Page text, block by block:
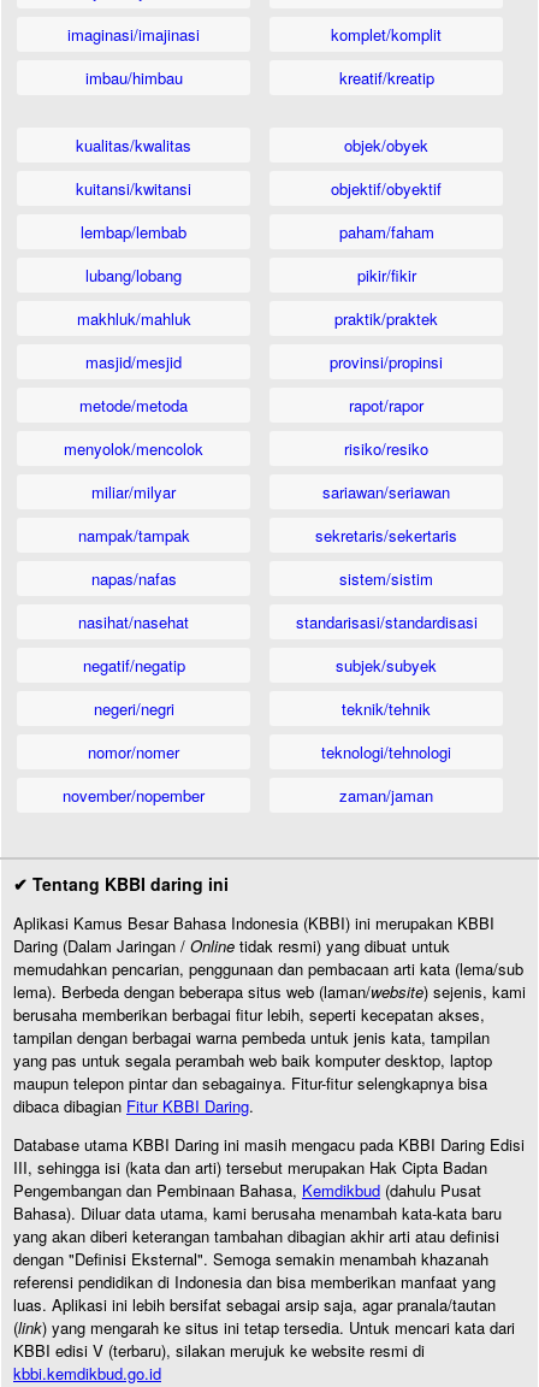
imaginasi/imajinasi
imbau/himbau
komplet/komplit
kreatif/kreatip
kualitas/kwalitas
kuitansi/kwitansi
lembap/lembab
lubang/lobang
makhluk/mahluk
masjid/mesjid
metode/metoda
menyolok/mencolok
miliar/milyar
nampak/tampak
napas/nafas
nasihat/nasehat
negatif/negatip
negeri/negri
nomor/nomer
november/nopember
objek/obyek
objektif/obyektif
paham/faham
pikir/fikir
praktik/praktek
provinsi/propinsi
rapot/rapor
risiko/resiko
sariawan/seriawan
sekretaris/sekertaris
sistem/sistim
standarisasi/standardisasi
subjek/subyek
teknik/tehnik
teknologi/tehnologi
zaman/jaman
✔ Tentang KBBI daring ini
Aplikasi Kamus Besar Bahasa Indonesia (KBBI) ini merupakan KBBI
Daring (Dalam Jaringan / Online tidak resmi) yang dibuat untuk
memudahkan pencarian, penggunaan dan pembacaan arti kata (lema/sub
lema). Berbeda dengan beberapa situs web (laman/website) sejenis, kami
berusaha memberikan berbagai fitur lebih, seperti kecepatan akses,
tampilan dengan berbagai warna pembeda untuk jenis kata, tampilan
yang pas untuk segala perambah web baik komputer desktop, laptop
maupun telepon pintar dan sebagainya. Fitur-fitur selengkapnya bisa
dibaca dibagian Fitur KBBI Daring.
Database utama KBBI Daring ini masih mengacu pada KBBI Daring Edisi
III, sehingga isi (kata dan arti) tersebut merupakan Hak Cipta Badan
Pengembangan dan Pembinaan Bahasa, Kemdikbud (dahulu Pusat
Bahasa). Diluar data utama, kami berusaha menambah kata-kata baru
yang akan diberi keterangan tambahan dibagian akhir arti atau definisi
dengan "Definisi Eksternal". Semoga semakin menambah khazanah
referensi pendidikan di Indonesia dan bisa memberikan manfaat yang
luas. Aplikasi ini lebih bersifat sebagai arsip saja, agar pranala/tautan
(link) yang mengarah ke situs ini tetap tersedia. Untuk mencari kata dari
KBBI edisi V (terbaru), silakan merujuk ke website resmi di
kbbi.kemdikbud.go.id